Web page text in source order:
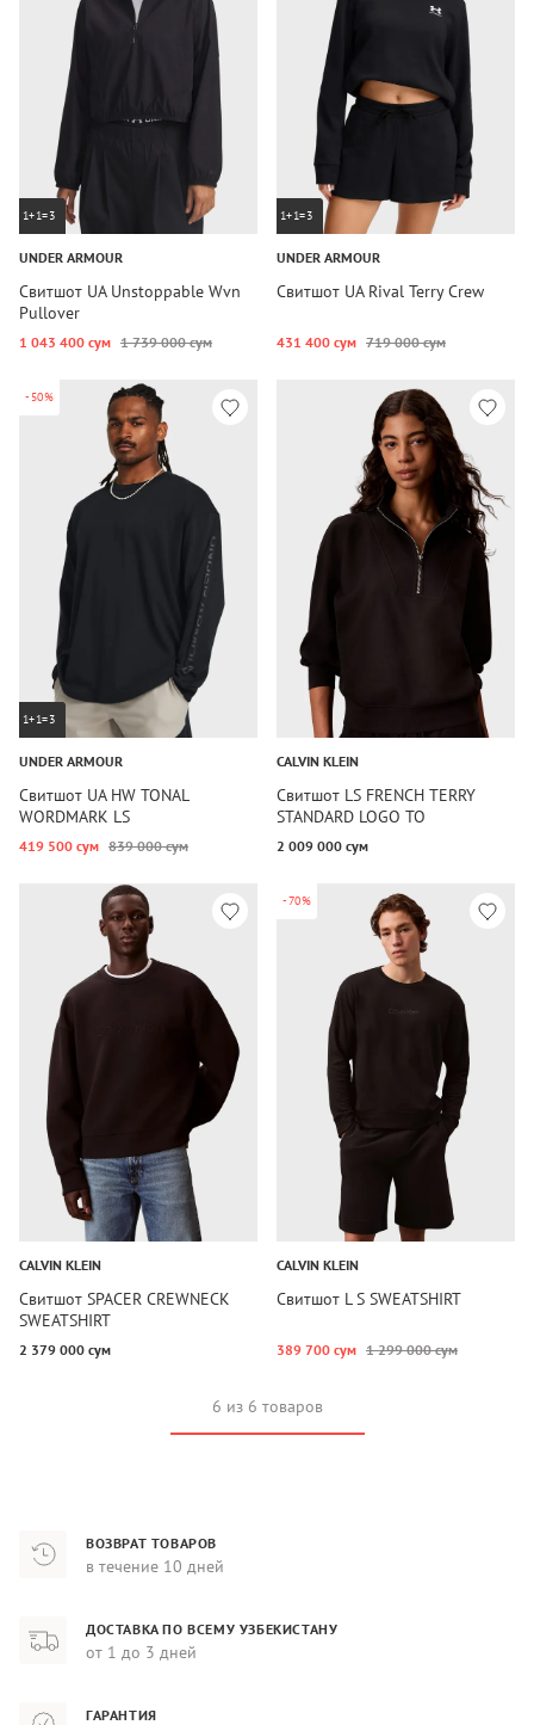
1+1=3
UNDER ARMOUR
Свитшот UA Unstoppable Wvn
Pullover
1 043 400 сум 1 739 000 сум
1+1=3
UNDER ARMOUR
Свитшот UA Rival Terry Crew
431 400 сум 719 000 сум
-50%
1+1=3
UNDER ARMOUR
Свитшот UA HW TONAL
WORDMARK LS
419 500 сум 839 000 сум
CALVIN KLEIN
Свитшот LS FRENCH TERRY
STANDARD LOGO TO
2 009 000 сум
CALVIN KLEIN
Свитшот SPACER CREWNECK
SWEATSHIRT
2 379 000 сум
-70%
CALVIN KLEIN
Свитшот L S SWEATSHIRT
389 700 сум 1 299 000 сум
6 из 6 товаров
ВОЗВРАТ ТОВАРОВ
в течение 10 дней
ДОСТАВКА ПО ВСЕМУ УЗБЕКИСТАНУ
от 1 до 3 дней
ГАРАНТИЯ